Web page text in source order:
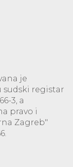
je
sudski registar
3, a
pravo i
Zagreb"